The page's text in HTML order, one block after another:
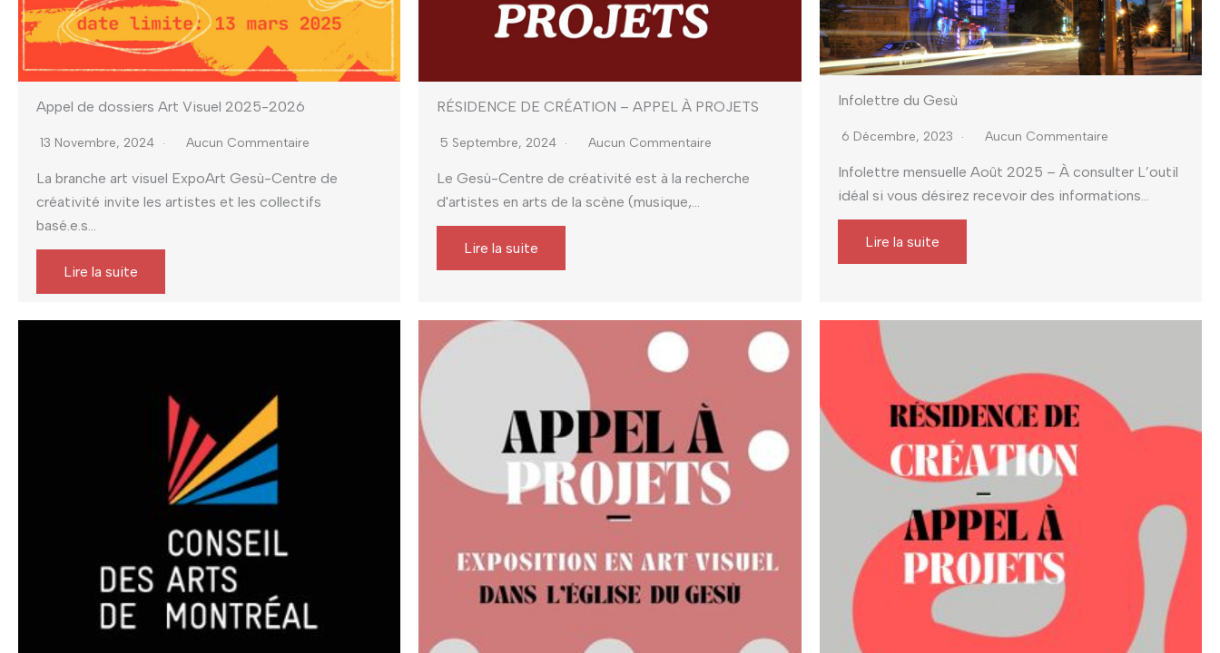
Appel de dossiers Art Visuel 2025-2026
13 Novembre, 2024 Aucun Commentaire
La branche art visuel ExpoArt Gesù-Centre de
créativité invite les artistes et les collectifs
basé.e.s...
Lire la suite
RÉSIDENCE DE CRÉATION – APPEL À PROJETS
5 Septembre, 2024 Aucun Commentaire
Le Gesù-Centre de créativité est à la recherche
d'artistes en arts de la scène (musique,...
Lire la suite
Infolettre du Gesù
6 Décembre, 2023 Aucun Commentaire
Infolettre mensuelle Août 2025 – À consulter L’outil
idéal si vous désirez recevoir des informations...
Lire la suite